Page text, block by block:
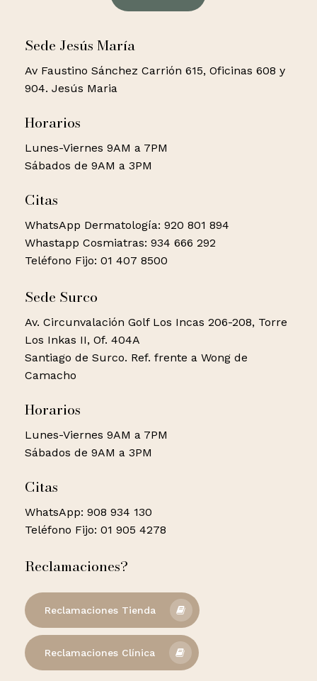
Sede Jesús María
Av Faustino Sánchez Carrión 615, Oficinas 608 y
904. Jesús Maria
Horarios
Lunes-Viernes 9AM a 7PM
Sábados de 9AM a 3PM
Citas
WhatsApp Dermatología: 920 801 894
Whastapp Cosmiatras: 934 666 292
Teléfono Fijo: 01 407 8500
Sede Surco
Av. Circunvalación Golf Los Incas 206-208, Torre
Los Inkas II, Of. 404A
Santiago de Surco. Ref. frente a Wong de
Camacho
Horarios
Lunes-Viernes 9AM a 7PM
Sábados de 9AM a 3PM
Citas
WhatsApp: 908 934 130
Teléfono Fijo: 01 905 4278
Reclamaciones?
Reclamaciones Tienda
Reclamaciones Clínica